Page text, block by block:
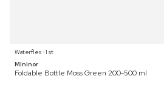
Waterfles ⋅ 1 st
Mininor
Foldable Bottle Moss Green 200-500 ml